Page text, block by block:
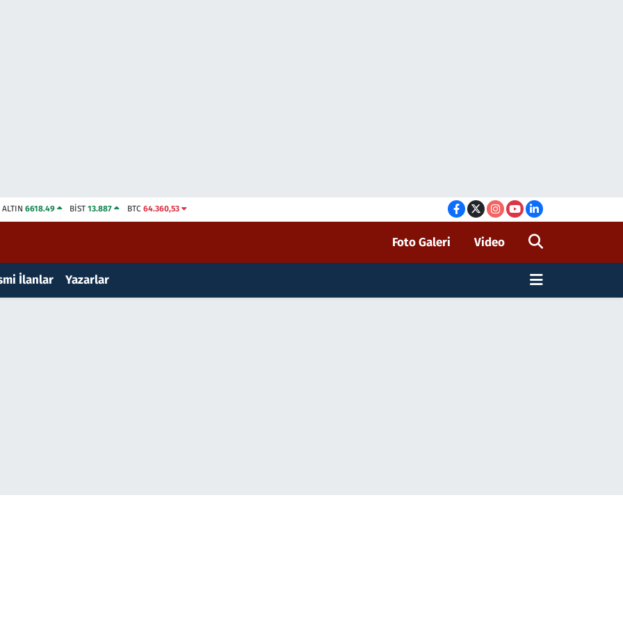
ALTIN 6618.49 BİST13.887 BTC 64.360,53
Foto Galeri Video
İlanlar Yazarlar